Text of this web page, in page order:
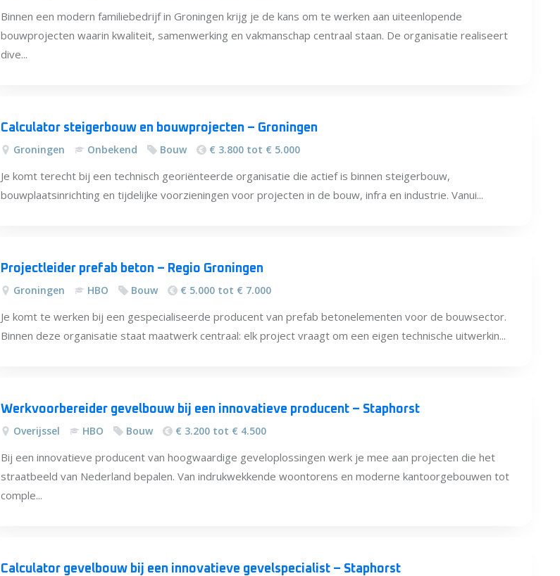
Binnen een modern familiebedrijf in Groningen krijg je de kans om te werken aan uiteenlopende
bouwprojecten waarin kwaliteit, samenwerking en vakmanschap centraal staan. De organisatie realiseert
dive...
Calculator steigerbouw en bouwprojecten – Groningen
Groningen Onbekend Bouw € 3.800 tot € 5.000
Je komt terecht bij een technisch georiënteerde organisatie die actief is binnen steigerbouw,
bouwplaatsinrichting en tijdelijke voorzieningen voor projecten in de bouw, infra en industrie. Vanui...
Projectleider prefab beton – Regio Groningen
Groningen HBO Bouw € 5.000 tot € 7.000
Je komt te werken bij een gespecialiseerde producent van prefab betonelementen voor de bouwsector.
Binnen deze organisatie staat maatwerk centraal: elk project vraagt om een eigen technische uitwerkin...
Werkvoorbereider gevelbouw bij een innovatieve producent – Staphorst
Overijssel HBO Bouw € 3.200 tot € 4.500
Bij een innovatieve producent van hoogwaardige geveloplossingen werk je mee aan projecten die het
straatbeeld van Nederland bepalen. Van indrukwekkende woontorens en moderne kantoorgebouwen tot
comple...
Calculator gevelbouw bij een innovatieve gevelspecialist – Staphorst